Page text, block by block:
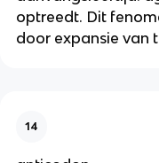
optreedt. Dit
door expansie van
14